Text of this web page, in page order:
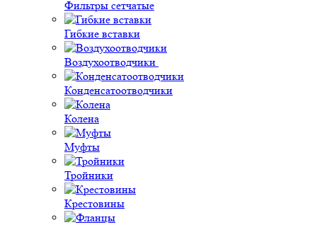
Фильтры сетчатые
Гибкие вставки
Воздухоотводчики
Конденсатоотводчики
Колена
Муфты
Тройники
Крестовины